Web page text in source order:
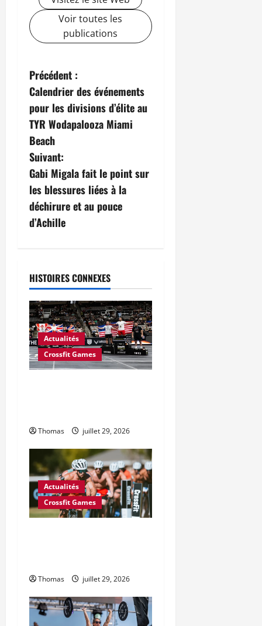
Voir toutes les
publications
Précédent :
Calendrier des événements
pour les divisions d’élite au
TYR Wodapalooza Miami
Beach
Suivant:
Gabi Migala fait le point sur
les blessures liées à la
déchirure et au pouce
d’Achille
HISTOIRES CONNEXES
Actualités
Crossfit Games
Thomas juillet 29, 2026
Actualités
Crossfit Games
Thomas juillet 29, 2026